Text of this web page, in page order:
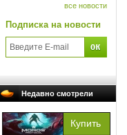
все новости
Подписка на новости
Недавно смотрели